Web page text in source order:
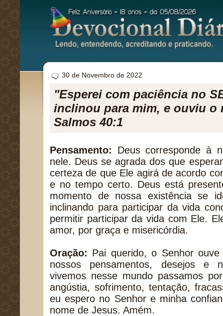
30 de Novembro de 2022
"Esperei com paciência no
inclinou para mim, e ouviu o
Salmos 40:1
Pensamento: Deus corresponde à
nele. Deus se agrada dos que
certeza de que Ele agirá de acordo
e no tempo certo. Deus está
momento de nossa existência se
inclinando para participar da vida
permitir participar da vida com Ele.
amor, por graça e misericórdia.
Oração: Pai querido, o Senhor
nossos pensamentos, desejos e
vivemos nesse mundo passamos
angústia, sofrimento, tentação,
eu espero no Senhor e minha
nome de Jesus. Amém.